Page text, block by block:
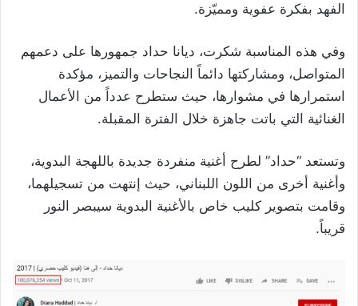
الفهد بفكرة عفوية ومميّزة.
وفي هذه المناسبة شكرت، ديانا حداد جمهورها على دعمهم
المتواصل، ومشاركتها دائماً النجاحات والتميز، مؤكدة
استمرارها في مشوارها، حيث ستطرح عدداً من الأعمال
الغنائية التي باتت جاهزة خلال الفترة المقبلة.
وتستعد “حداد” لطرح أغنية منفردة جديدة باللهجة البدوية،
وأغنية أخرى من اللون اللبناني، حيث إنتهت من تسجيلهما،
وقامت بتصوير كليب خاص بالأغنية البدوية سيبصر النور
قريباً.